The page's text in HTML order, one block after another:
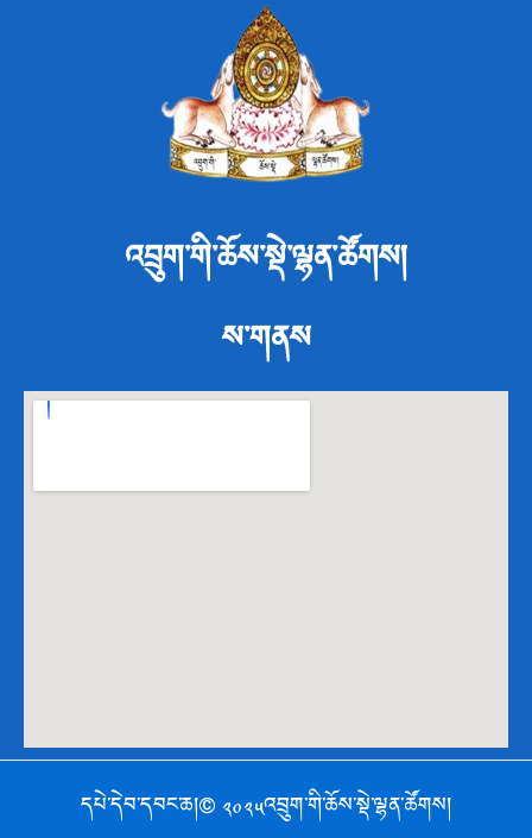
འབྲུག་གི་ཆོས་སྡེ་ལྷན་ཚོགས།
ས་གནས
དཔེ་དེབ་དབང་ཆ།© ༢༠༢༥འབྲུག་གི་ཆོས་སྡེ་ལྷན་ཚོགས།